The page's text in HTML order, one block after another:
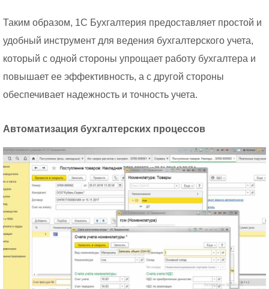
Таким образом, 1С Бухгалтерия предоставляет простой и
удобный инструмент для ведения бухгалтерского учета,
который с одной стороны упрощает работу бухгалтера и
повышает ее эффективность, а с другой стороны
обеспечивает надежность и точность учета.
Автоматизация бухгалтерских процессов